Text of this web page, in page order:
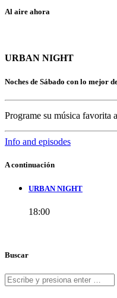
Al aire ahora
URBAN NIGHT
Noches de Sábado con lo mejor
Programe su música favorita
Info and episodes
A continuación
URBAN NIGHT
18:00
Buscar